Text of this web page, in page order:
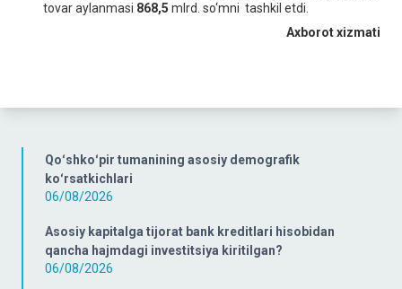
Qoʻshkoʻpir tumanining asosiy demografik
koʻrsatkichlari
06/08/2026
Asosiy kapitalga tijorat bank kreditlari hisobidan
qancha hajmdagi investitsiya kiritilgan?
06/08/2026
tovar aylanmasi 868,5 mlrd. so‘mni tashkil etdi.
Axborot xizmati